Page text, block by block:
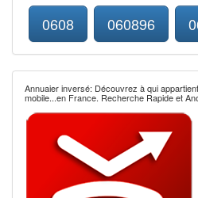
0608 060896
Annuaier inversé: Découvrez à qui
mobile...en France. Recherche Rapide et